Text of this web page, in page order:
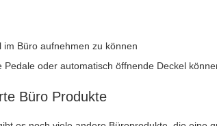
Büro aufnehmen zu können
Pedale oder automatisch öffnende Deckel
Büro Produkte